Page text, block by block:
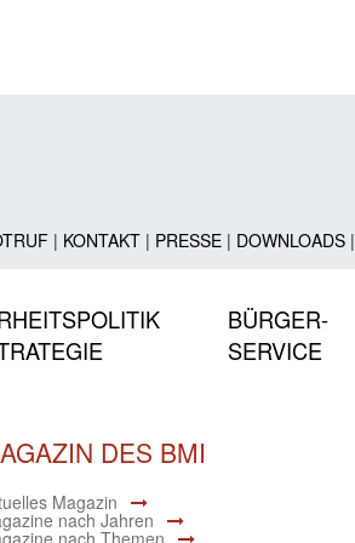
| KONTAKT| PRESSE| DOWNLOADS|
BÜRGER-
SERVICE
DES BMI
Magazin
nach Jahren
nach Themen